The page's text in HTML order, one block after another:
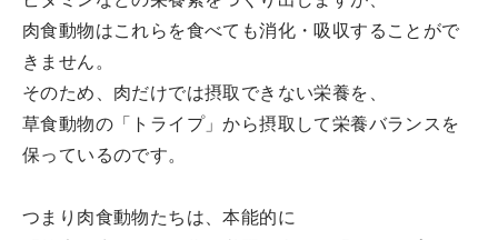
肉食動物はこれらを食べても消化・吸収することがで
きません。
そのため、肉だけでは摂取できない栄養を、
草食動物の「トライプ」から摂取して栄養バランスを
保っているのです。
つまり肉食動物たちは、本能的に